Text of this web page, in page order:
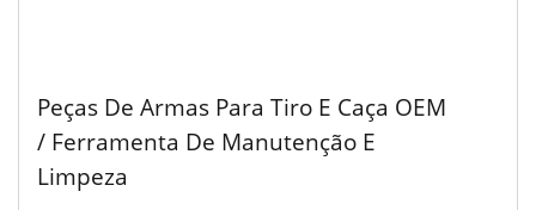
Peças De Armas Para Tiro E Caça OEM
/ Ferramenta De Manutenção E
Limpeza